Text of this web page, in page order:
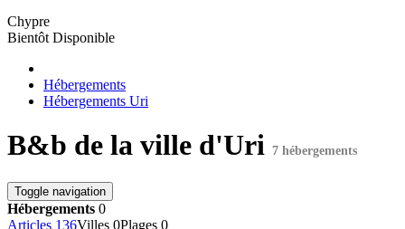
Chypre
Bientôt Disponible
Hébergements
Hébergements Uri
B&b de la ville d'Uri 7 hébergements
Toggle navigation
Hébergements 0
Articles 136Villes 0Plages 0